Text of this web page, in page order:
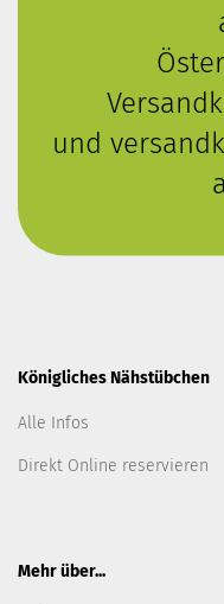
und
Königliches Nähstübchen
Alle Infos
Direkt Online reservieren
Mehr über...